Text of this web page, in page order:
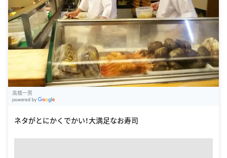
高橋一男
ネタがとにかくでかい！大満足なお寿司